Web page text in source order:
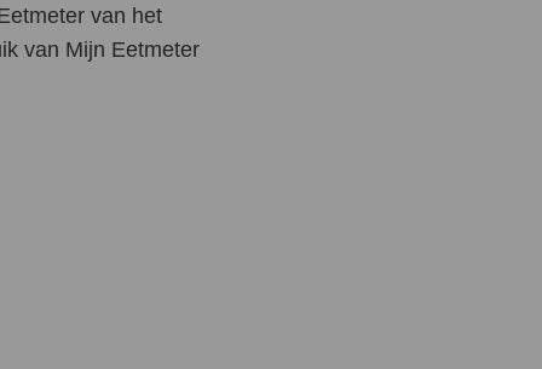
van het
van Mijn Eetmeter